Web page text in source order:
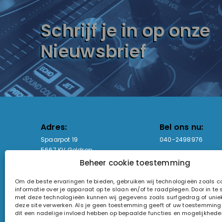
Beheer cookie toestemming
Om de beste ervaringen te bieden, gebruiken wij technologieën zoals
informatie over je apparaat op te slaan en/of te raadplegen. Door in te
met deze technologieën kunnen wij gegevens zoals surfgedrag of
deze site verwerken. Als je geen toestemming geeft of uw
dit een nadelige invloed hebben op bepaalde functies en
Schrijf je in op onze
Nieuwsbrief
Adres:
Spaarpot 19
5667 KV Geldrop
Bel ons nu:
040-2498976
sales@lightandsound.store
Openingstijden:
Ma - Vr: 09:00-17:00
Za: Enkel op
KvK-nummer: 60857196
Btw-nummer: NL854090368B01